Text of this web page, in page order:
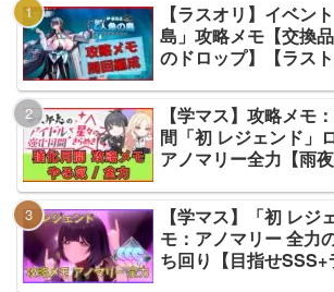
【ラスオリ】イベン
島」攻略メモ【交換
のドロップ】【ラスト
【学マス】攻略メモ
間「初 レジェンド」
アノマリー全力【雨
【学マス】「初 レジ
モ：アノマリー 全力
ち回り【目指せSSS+